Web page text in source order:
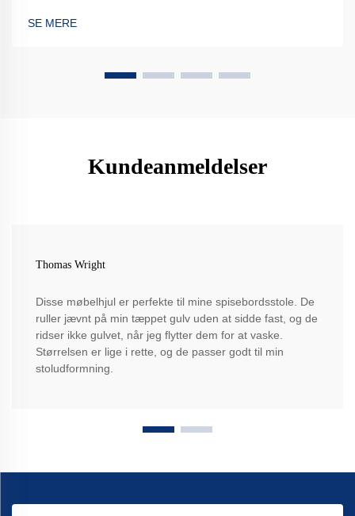
SE MERE
Kundeanmeldelser
Thomas Wright
Disse møbelhjul er perfekte til mine spisebordsstole. De
ruller jævnt på min tæppet gulv uden at sidde fast, og de
ridser ikke gulvet, når jeg flytter dem for at vaske.
Størrelsen er lige i rette, og de passer godt til min
stoludformning.